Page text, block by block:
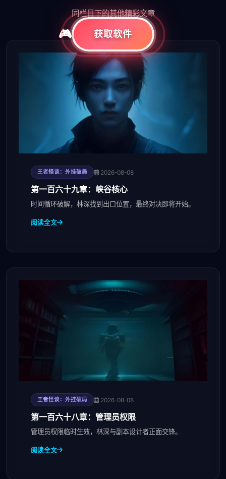
同栏目下的其他精彩文章
王者怪谈：外挂破局 2026-08-08
第一百六十九章：峡谷核心
时间循环破解，林深找到出口位置，最终对决即将开始。
阅读全文
王者怪谈：外挂破局 2026-08-08
第一百六十八章：管理员权限
管理员权限临时生效，林深与副本设计者正面交锋。
阅读全文
获取软件